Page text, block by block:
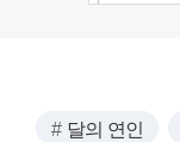
달의 연인